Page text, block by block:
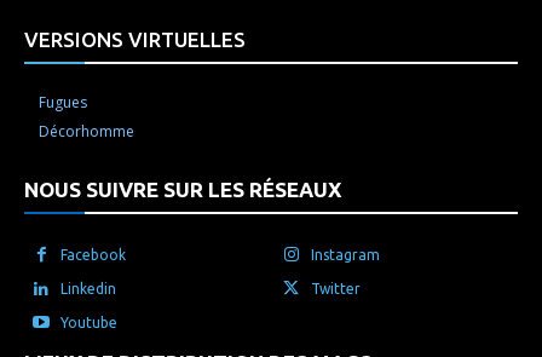
VERSIONS VIRTUELLES
Fugues
Décorhomme
NOUS SUIVRE SUR LES RÉSEAUX
Facebook Instagram
Linkedin Twitter
Youtube